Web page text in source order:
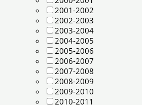
2001-2002
2002-2003
2003-2004
2004-2005
2005-2006
2006-2007
2007-2008
2008-2009
2009-2010
2010-2011